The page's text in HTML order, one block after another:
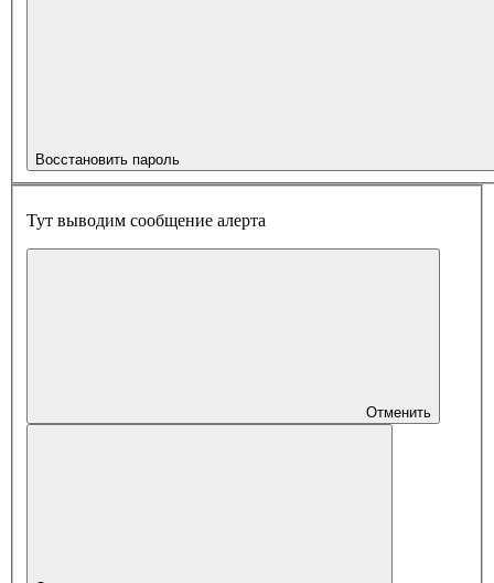
Восстановить пароль
Тут выводим сообщение алерта
Отменить